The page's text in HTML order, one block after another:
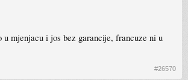
mjenjacu i jos bez garancije, francuze ni u
#26570